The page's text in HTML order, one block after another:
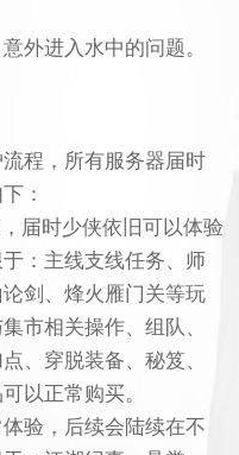
外进入水中的问题。
程，所有服务器届时
：
届时少侠依旧可以体验
：主线支线任务、师
剑、烽火雁门关等玩
市相关操作、组队、
、穿脱装备、秘笈、
以正常购买。
验，后续会陆续在不